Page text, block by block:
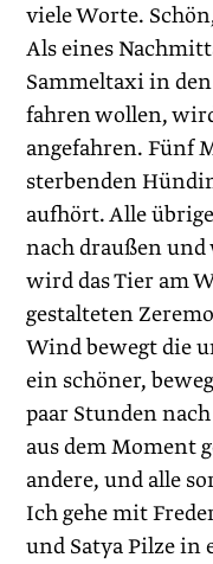
viele Worte.
Als eines
Sammeltaxi in
fahren wollen,
angefahren. Fünf
sterbenden
aufhört. Alle
nach draußen
wird das Tier am
gestalteten
Wind bewegt die
ein schöner,
paar Stunden
aus dem Moment
andere, und alle
Ich gehe mit
und Satya Pilze in